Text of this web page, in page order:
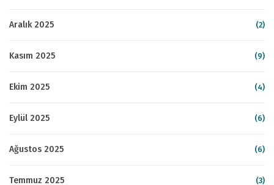
Aralık 2025 (2)
Kasım 2025 (9)
Ekim 2025 (4)
Eylül 2025 (6)
Ağustos 2025 (6)
Temmuz 2025 (3)